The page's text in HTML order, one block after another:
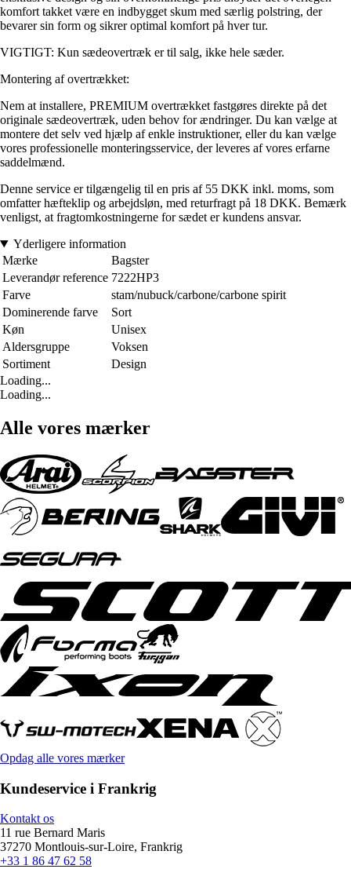
komfort takket være en indbygget skum med særlig polstring, der
bevarer sin form og sikrer optimal komfort på hver tur.
VIGTIGT: Kun sædeovertræk er til salg, ikke hele sæder.
Montering af overtrækket:
Nem at installere, PREMIUM overtrækket fastgøres direkte på det
originale sædeovertræk, uden behov for ændringer. Du kan vælge at
montere det selv ved hjælp af enkle instruktioner, eller du kan vælge
vores professionelle monteringsservice, der leveres af vores erfarne
saddelmænd.
Denne service er tilgængelig til en pris af 55 DKK inkl. moms, som
omfatter hæfteklip og arbejdsløn, med returfragt på 18 DKK. Bemærk
venligst, at fragtomkostningerne for sædet er kundens ansvar.
Yderligere information
Mærke
Bagster
Leverandør reference 7222HP3
Farve
stam/nubuck/carbone/carbone spirit
Dominerende farve
Sort
Køn
Unisex
Aldersgruppe
Voksen
Sortiment
Design
Loading...
Loading...
Alle vores mærker
Opdag alle vores mærker
Kundeservice i Frankrig
Kontakt os
11 rue Bernard Maris
37270 Montlouis-sur-Loire, Frankrig
+33 1 86 47 62 58